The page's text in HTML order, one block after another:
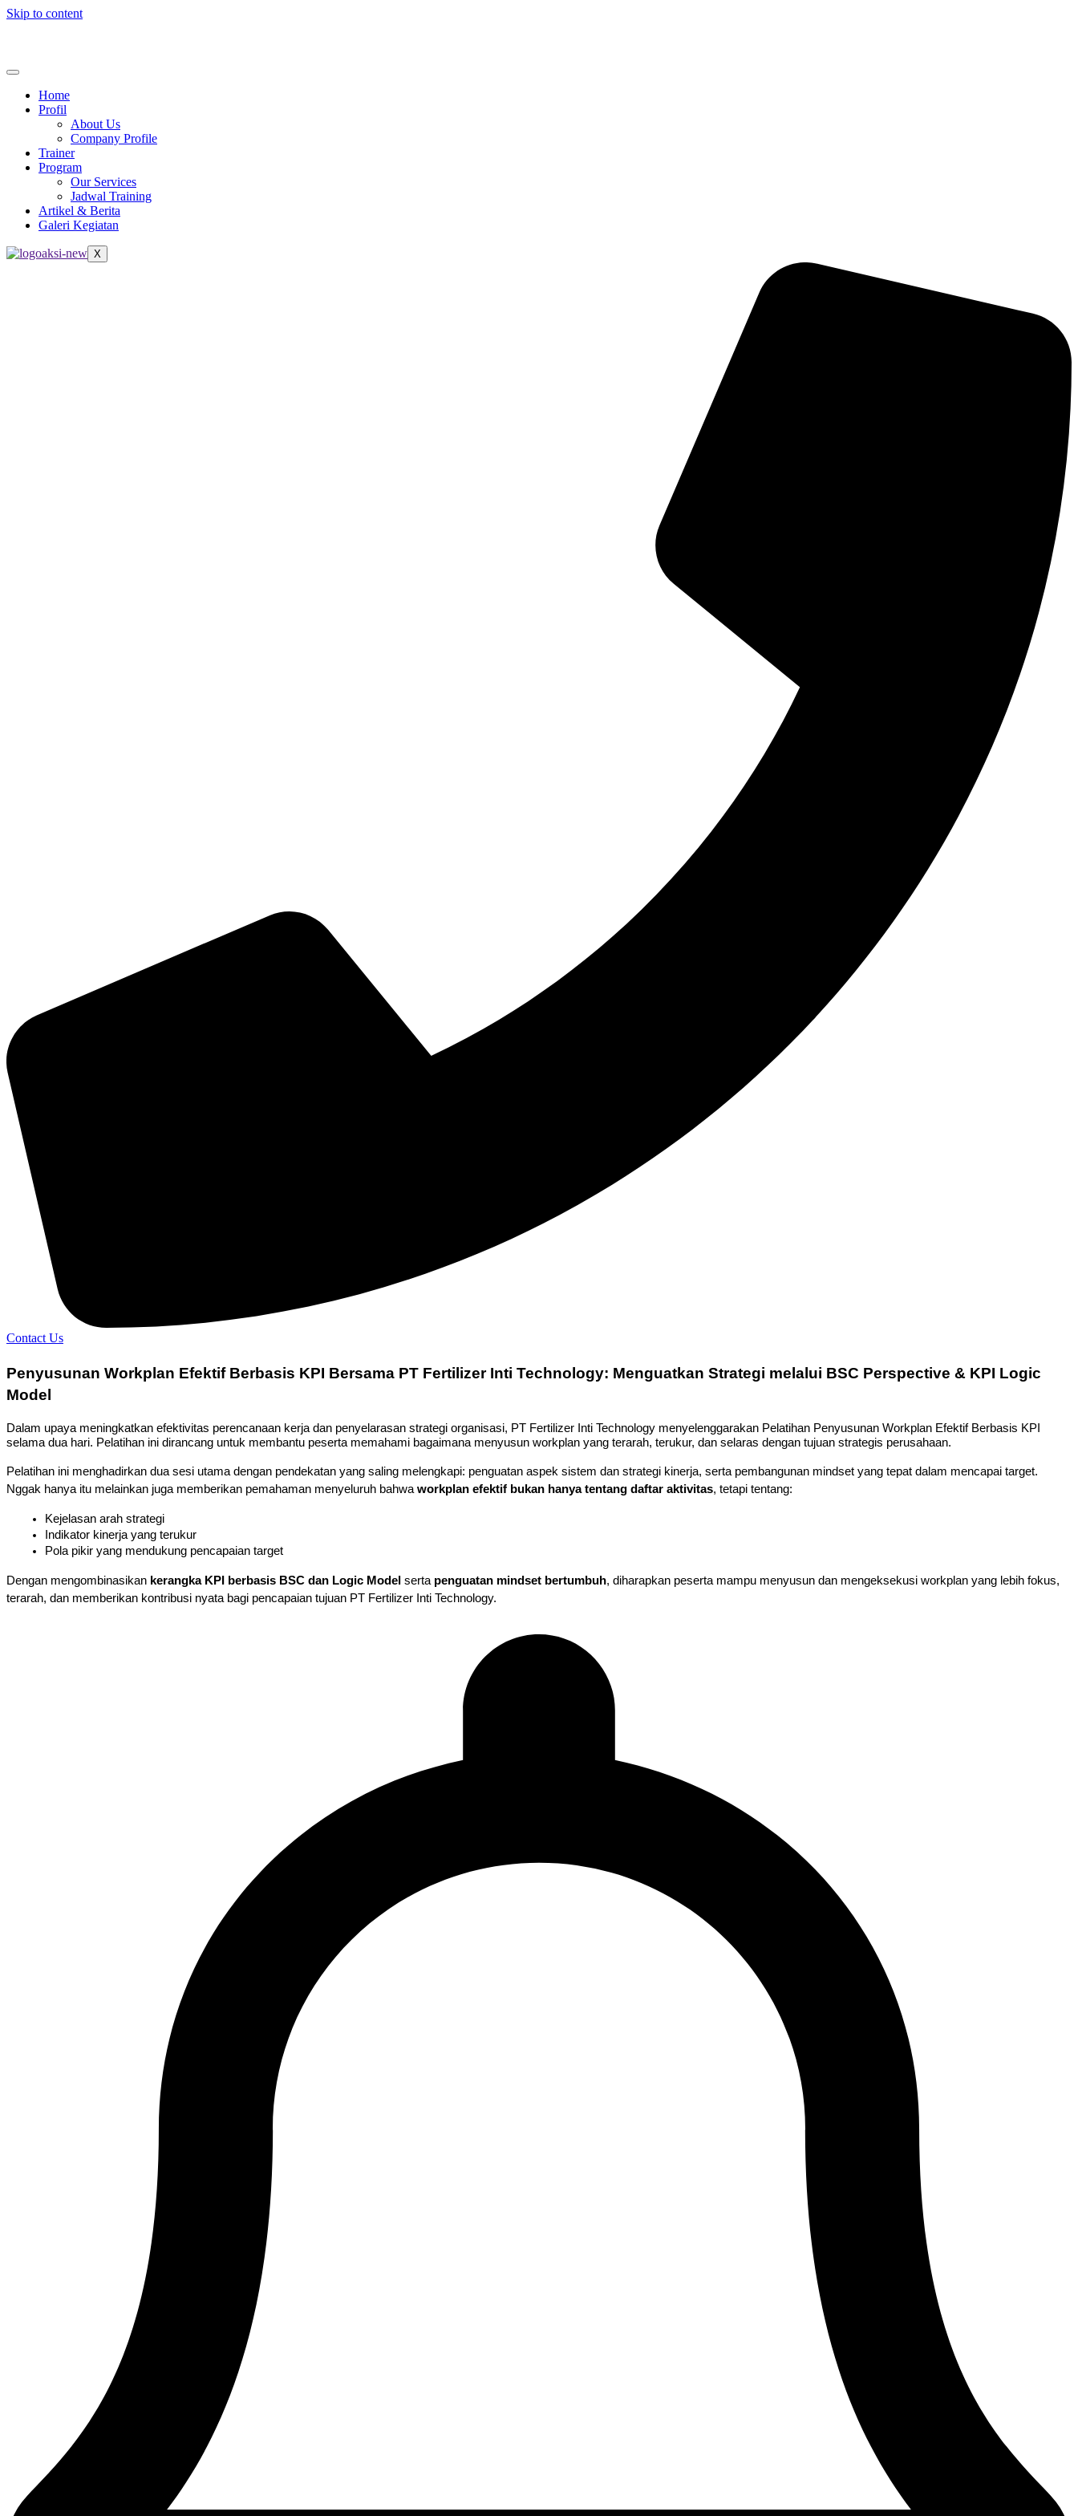
Skip to content
Home
Profil
About Us
Company Profile
Trainer
Program
Our Services
Jadwal Training
Artikel & Berita
Galeri Kegiatan
X
Contact Us
Penyusunan Workplan Efektif Berbasis KPI Bersama PT Fertilizer Inti Technology: Menguatkan Strategi melalui BSC Perspective & KPI Logic
Model
Dalam upaya meningkatkan efektivitas perencanaan kerja dan penyelarasan strategi organisasi, PT Fertilizer Inti Technology menyelenggarakan Pelatihan Penyusunan Workplan Efektif Berbasis KPI
selama dua hari. Pelatihan ini dirancang untuk membantu peserta memahami bagaimana menyusun workplan yang terarah, terukur, dan selaras dengan tujuan strategis perusahaan.
Pelatihan ini menghadirkan dua sesi utama dengan pendekatan yang saling melengkapi: penguatan aspek sistem dan strategi kinerja, serta pembangunan mindset yang tepat dalam mencapai target.
Nggak hanya itu melainkan juga memberikan pemahaman menyeluruh bahwa workplan efektif bukan hanya tentang daftar aktivitas, tetapi tentang:
Kejelasan arah strategi
Indikator kinerja yang terukur
Pola pikir yang mendukung pencapaian target
Dengan mengombinasikan kerangka KPI berbasis BSC dan Logic Model serta penguatan mindset bertumbuh, diharapkan peserta mampu menyusun dan mengeksekusi workplan yang lebih fokus,
terarah, dan memberikan kontribusi nyata bagi pencapaian tujuan PT Fertilizer Inti Technology.